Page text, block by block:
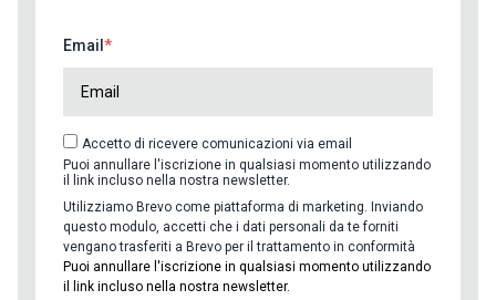
Email
Accetto di ricevere comunicazioni via email
Puoi annullare l'iscrizione in qualsiasi momento utilizzando
il link incluso nella nostra newsletter.
Utilizziamo Brevo come piattaforma di marketing. Inviando
questo modulo, accetti che i dati personali da te forniti
vengano trasferiti a Brevo per il trattamento in conformità
Puoi annullare l'iscrizione in qualsiasi momento utilizzando
il link incluso nella nostra newsletter.